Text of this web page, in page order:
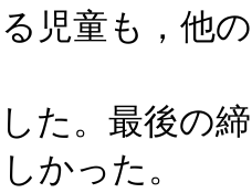
児童も，他
た。最後の
かった。